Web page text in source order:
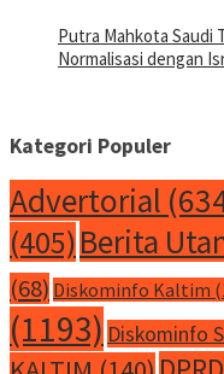
Putra Mahkota Saudi
Normalisasi dengan
Kategori Populer
Advertorial
(405)Berita
(68) Diskominfo Kaltim
(1193) Diskominfo